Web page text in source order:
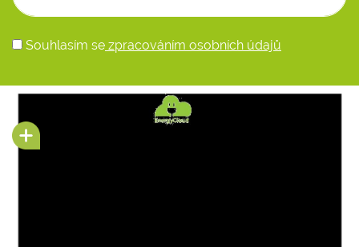
Souhlasím se zpracováním osobních údajů